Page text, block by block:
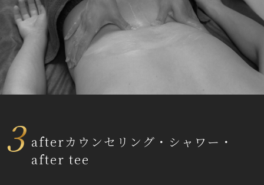
3 afterカウンセリング・シャワー・
after tee